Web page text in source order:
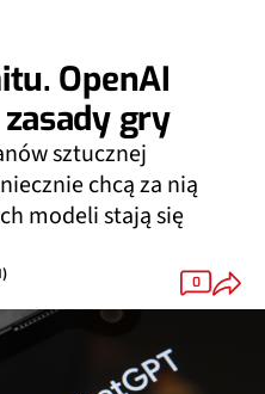
OpenAI
gry
sztucznej
chcą za nią
modeli stają się
0